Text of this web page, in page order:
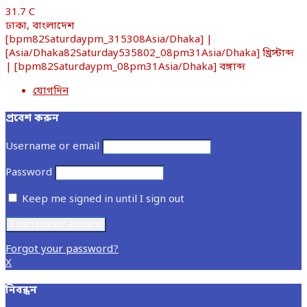
31.7 C
ঢাকা, বাংলাদেশ
[bpm82Saturdaypm_315308Asia/Dhaka] |
[Asia/Dhaka82Saturday535802_08pm31Asia/Dhaka] খ্রিস্টাব্দ
| [bpm82Saturdaypm_08pm31Asia/Dhaka] বঙ্গাব্দ
যোগদিন
প্রবেশ করুন
Username or email
Password
Keep me signed in until I sign out
Forgot your password?
X
নিবন্ধন